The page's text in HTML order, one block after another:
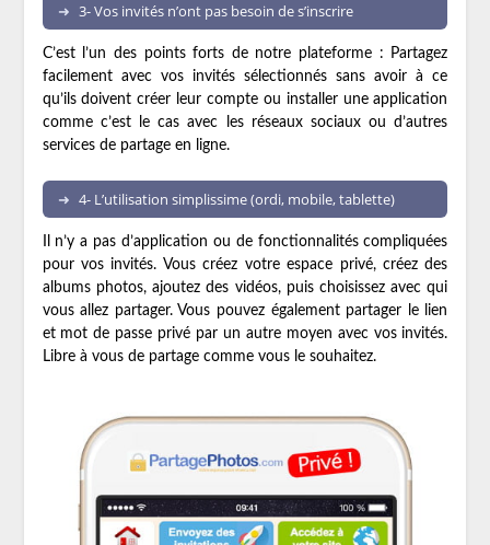
3- Vos invités n’ont pas besoin de s’inscrire
C’est l’un des points forts de notre plateforme : Partagez
facilement avec vos invités sélectionnés sans avoir à ce
qu’ils doivent créer leur compte ou installer une application
comme c’est le cas avec les réseaux sociaux ou d’autres
services de partage en ligne.
4- L’utilisation simplissime (ordi, mobile, tablette)
Il n’y a pas d’application ou de fonctionnalités compliquées
pour vos invités. Vous créez votre espace privé, créez des
albums photos, ajoutez des vidéos, puis choisissez avec qui
vous allez partager. Vous pouvez également partager le lien
et mot de passe privé par un autre moyen avec vos invités.
Libre à vous de partage comme vous le souhaitez.